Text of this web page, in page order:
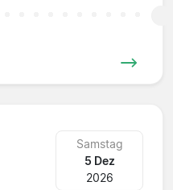
Samstag
5 Dez
2026